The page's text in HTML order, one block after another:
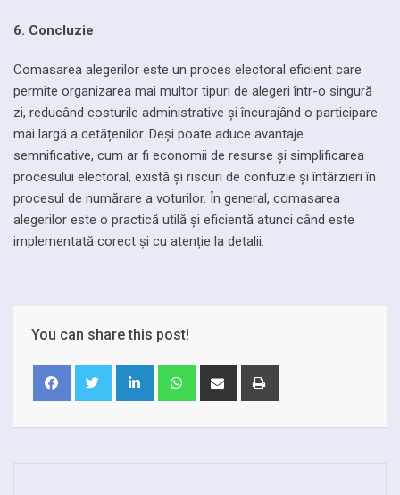
6. Concluzie
Comasarea alegerilor este un proces electoral eficient care
permite organizarea mai multor tipuri de alegeri într-o singură
zi, reducând costurile administrative și încurajând o participare
mai largă a cetățenilor. Deși poate aduce avantaje
semnificative, cum ar fi economii de resurse și simplificarea
procesului electoral, există și riscuri de confuzie și întârzieri în
procesul de numărare a voturilor. În general, comasarea
alegerilor este o practică utilă și eficientă atunci când este
implementată corect și cu atenție la detalii.
You can share this post!
LinkedIn WhatsappShare